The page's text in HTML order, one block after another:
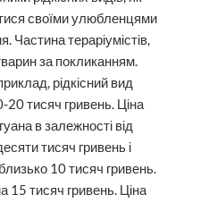
своїми улюбленцями
Частина тераріумістів,
за покликанням.
рідкісний вид
20 тисяч гривень. Ціна
в залежності від
тисяч гривень і
10 тисяч гривень.
15 тисяч гривень. Ціна